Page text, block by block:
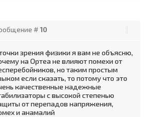
#10
зрения физики я вам не объясню,
на Ортеа не влияют помехи от
но таким простым
если сказать, то потому что это
качественные надежные
с высокой степенью
от перепадов напряжения,
и анамалий